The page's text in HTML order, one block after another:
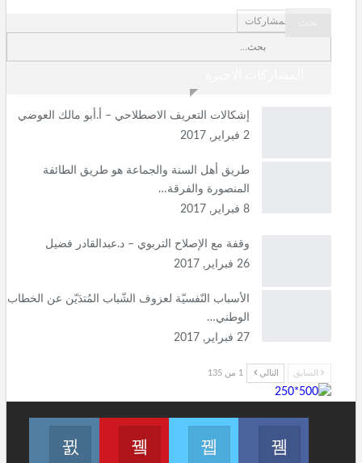
أحدث المشاركات
إشكالات التعريف الاصطلاحي – أ.أبو مالك العوضي
2 فبراير, 2017
طريق أهل السنة والجماعة هو طريق الطائفة
المنصورة والفرقة…
8 فبراير, 2017
وقفة مع الإصلاح التربوي – د.عبدالقادر فضيل
26 فبراير, 2017
الأسباب النّفسيّة لعزوف الشّباب المُتدَيّن عن الخطاب
الوطني…
27 فبراير, 2017
السابق التالي 1 من 135
انظم لنا على فيسبوكانظم لنا على تويتر Join us on Youtube